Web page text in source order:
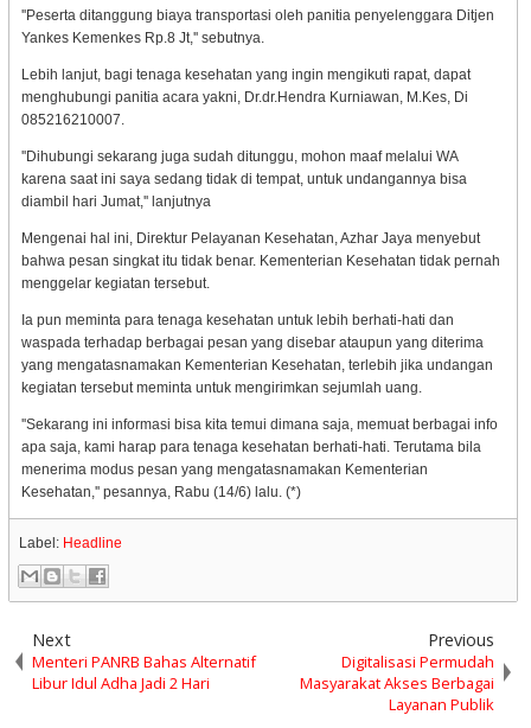
''Peserta ditanggung biaya transportasi oleh panitia penyelenggara Ditjen
Yankes Kemenkes Rp.8 Jt,'' sebutnya.
Lebih lanjut, bagi tenaga kesehatan yang ingin mengikuti rapat, dapat
menghubungi panitia acara yakni, Dr.dr.Hendra Kurniawan, M.Kes, Di
085216210007.
''Dihubungi sekarang juga sudah ditunggu, mohon maaf melalui WA
karena saat ini saya sedang tidak di tempat, untuk undangannya bisa
diambil hari Jumat,'' lanjutnya
Mengenai hal ini, Direktur Pelayanan Kesehatan, Azhar Jaya menyebut
bahwa pesan singkat itu tidak benar. Kementerian Kesehatan tidak pernah
menggelar kegiatan tersebut.
Ia pun meminta para tenaga kesehatan untuk lebih berhati-hati dan
waspada terhadap berbagai pesan yang disebar ataupun yang diterima
yang mengatasnamakan Kementerian Kesehatan, terlebih jika undangan
kegiatan tersebut meminta untuk mengirimkan sejumlah uang.
''Sekarang ini informasi bisa kita temui dimana saja, memuat berbagai info
apa saja, kami harap para tenaga kesehatan berhati-hati. Terutama bila
menerima modus pesan yang mengatasnamakan Kementerian
Kesehatan,'' pesannya, Rabu (14/6) lalu. (*)
Label: Headline
Next
Menteri PANRB Bahas Alternatif
Libur Idul Adha Jadi 2 Hari
Previous
Digitalisasi Permudah
Masyarakat Akses Berbagai
Layanan Publik